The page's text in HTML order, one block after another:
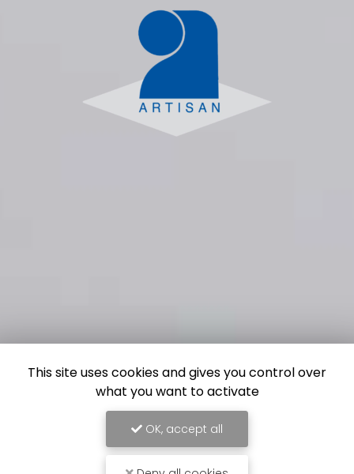
This site uses cookies and gives you control over
what you want to activate
OK, accept all